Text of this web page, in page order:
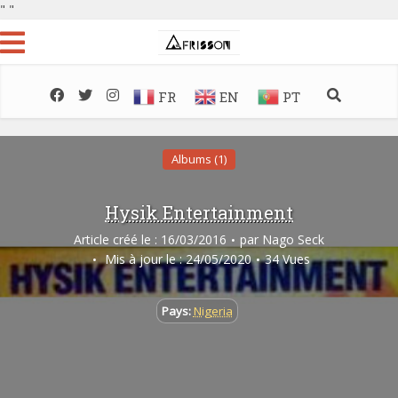
" "
FR EN PT
Albums (1)
Hysik Entertainment
Article créé le : 16/03/2016 par Nago Seck
Mis à jour le : 24/05/2020
34 Vues
Pays: Nigeria